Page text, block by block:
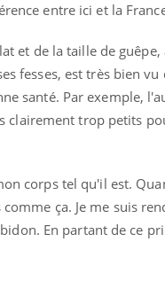
entre ici et la
et de la taille de
fesses, est très bien vu
santé. Par exemple,
trop petits
corps tel qu'il est.
ça. Je me suis
En partant de ce